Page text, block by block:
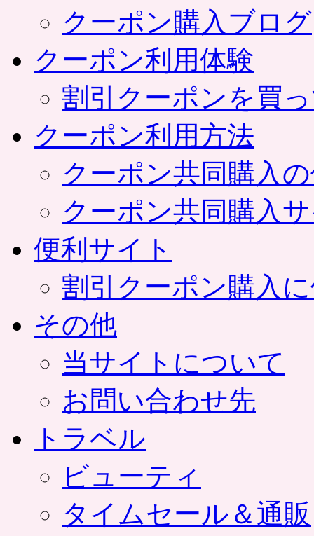
クーポン購入ブログ
クーポン利用体験
割引クーポンを買
クーポン利用方法
クーポン共同購入
クーポン共同購入
便利サイト
割引クーポン購入
その他
当サイトについて
お問い合わせ先
トラベル
ビューティ
タイムセール＆通販